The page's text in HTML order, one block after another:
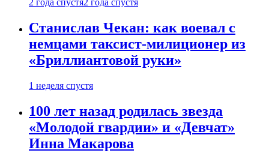
2 года спустя2 года спустя
Станислав Чекан: как воевал с
немцами таксист-милиционер из
«Бриллиантовой руки»
1 неделя спустя
100 лет назад родилась звезда
«Молодой гвардии» и «Девчат»
Инна Макарова